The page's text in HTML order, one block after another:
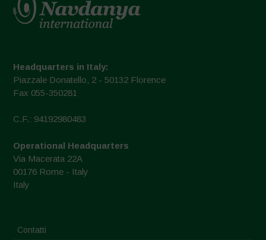
Headquarters in Italy:
Piazzale Donatello, 2 - 50132 Florence
Fax 055-350281
C.F.: 94192980483
Operational Headquarters
Via Macerata 22A
00176 Rome - Italy
Italy
Contatti